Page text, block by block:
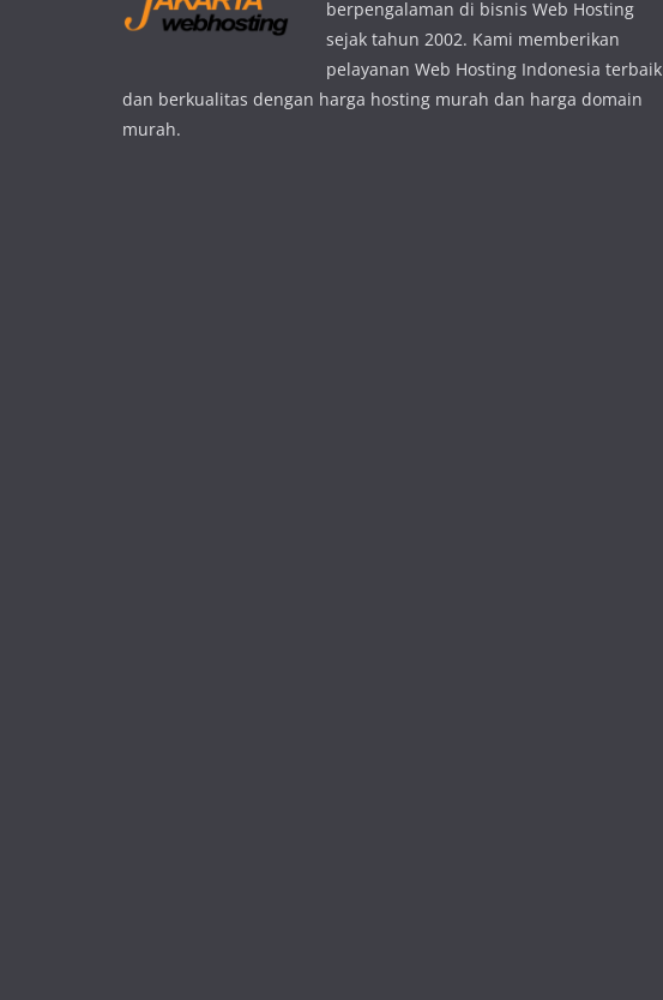
berpengalaman di bisnis Web Hosting
sejak tahun 2002. Kami memberikan
pelayanan Web Hosting Indonesia terbaik
dan berkualitas dengan harga hosting murah dan harga domain
murah.